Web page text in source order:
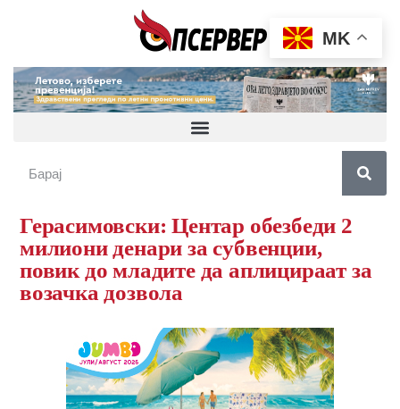
Герасимовски: Центар обезбеди 2
милиони денари за субвенции,
повик до младите да аплицираат за
возачка дозвола
MK